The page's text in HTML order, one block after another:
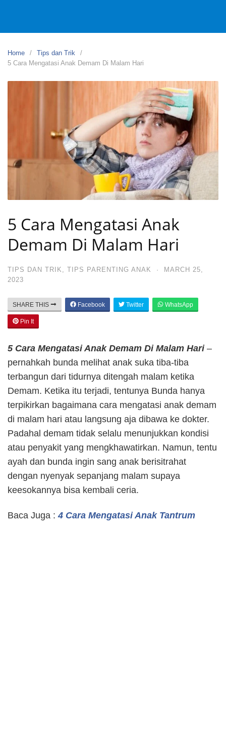
Home
Tips dan Trik
5 Cara Mengatasi Anak Demam Di Malam Hari
5 Cara Mengatasi Anak
Demam Di Malam Hari
TIPS DAN TRIK TIPS PARENTING ANAK ·
MARCH 25,
2023
SHARE THIS Facebook Twitter WhatsApp
Pin It
5 Cara Mengatasi Anak Demam Di Malam Hari –
pernahkah bunda melihat anak suka tiba-tiba
terbangun dari tidurnya ditengah malam ketika
Demam. Ketika itu terjadi, tentunya Bunda hanya
terpikirkan bagaimana cara mengatasi anak demam
di malam hari atau langsung aja dibawa ke dokter.
Padahal demam tidak selalu menunjukkan kondisi
atau penyakit yang mengkhawatirkan. Namun, tentu
ayah dan bunda ingin sang anak berisitrahat
dengan nyenyak sepanjang malam supaya
keesokannya bisa kembali ceria.
Baca Juga :4 Cara Mengatasi Anak Tantrum